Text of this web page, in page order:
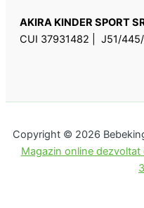
AKIRA KINDER SPORT
CUI 37931482 | J51/
Copyright © 2026
Magazin online dezvoltat